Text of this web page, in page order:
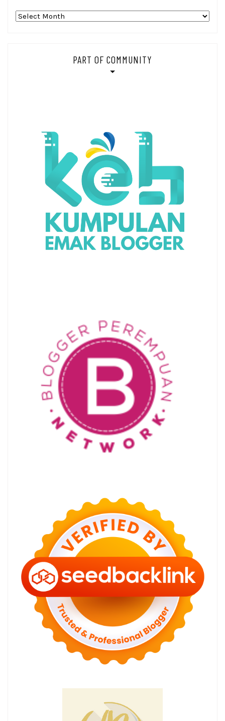
Arsip_
PART OF COMMUNITY